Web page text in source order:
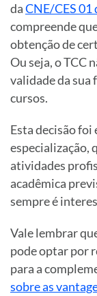
daCNE/CES
compreende
obtenção de
Ou seja, o TCC
validade da sua
cursos.
Esta decisão foi
especialização,
atividades
acadêmica
sempre é
Vale lembrar
pode optar por
para a
sobre as